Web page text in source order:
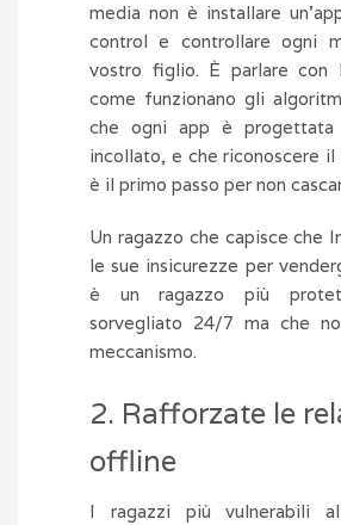
media non è installare
control e controllare ogni
vostro figlio. È parlare con
come funzionano gli
che ogni app è progettata
incollato, e che riconoscere il
è il primo passo per non
Un ragazzo che capisce che
le sue insicurezze per
è un ragazzo più
sorvegliato 24/7 ma che
meccanismo.
2. Rafforzate le
offline
I ragazzi più vulnerabili